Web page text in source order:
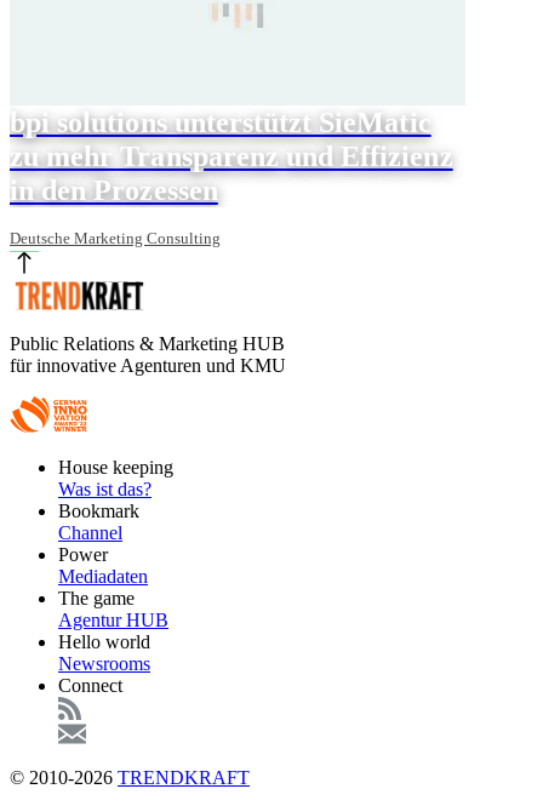
bpi solutions unterstützt SieMatic
zu mehr Transparenz und Effizienz
in den Prozessen
Deutsche Marketing Consulting
Public Relations & Marketing HUB
für innovative Agenturen und KMU
FooterHouse keeping
Was ist das?
Bookmark
Channel
Power
Mediadaten
The game
Agentur HUB
Hello world
Newsrooms
Connect
© 2010-2026 TRENDKRAFT